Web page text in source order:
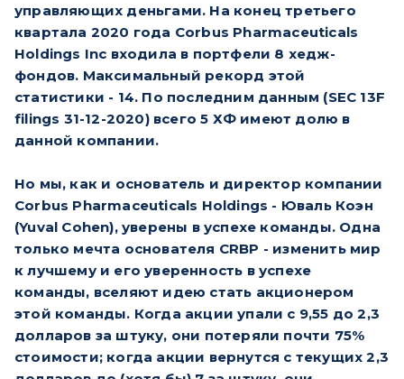
управляющих деньгами. На конец третьего
квартала 2020 года Corbus Pharmaceuticals
Holdings Inc входила в портфели 8 хедж-
фондов. Максимальный рекорд этой
статистики - 14. По последним данным (SEC 13F
filings 31-12-2020) всего 5 ХФ имеют долю в
данной компании.
Но мы, как и основатель и директор компании
Corbus Pharmaceuticals Holdings - Юваль Коэн
(Yuval Cohen), уверены в успехе команды. Одна
только мечта основателя CRBP - изменить мир
к лучшему и его уверенность в успехе
команды, вселяют идею стать акционером
этой команды. Когда акции упали с 9,55 до 2,3
долларов за штуку, они потеряли почти 75%
стоимости; когда акции вернутся с текущих 2,3